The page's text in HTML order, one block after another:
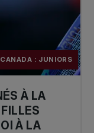
: JUNIORS
À LA
À LA